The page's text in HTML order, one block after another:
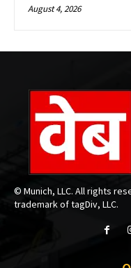
August 4, 2026
© Munich, LLC. All rights
trademark of tagDiv, LLC.